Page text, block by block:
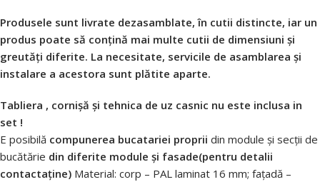
Produsele sunt livrate dezasamblate, în cutii distincte, iar un
produs poate să conțină mai multe cutii de dimensiuni și
greutăți diferite. La necesitate, servicile de asamblarea și
instalare a acestora sunt plătite aparte.
Tabliera , cornişă și tehnica de uz casnic nu este inclusa in
set !
E posibilă compunerea bucatariei proprii din module și secții de
bucătărie din diferite module și fasade(pentru detalii
contactaține) Material: corp – PAL laminat 16 mm; fațadă –